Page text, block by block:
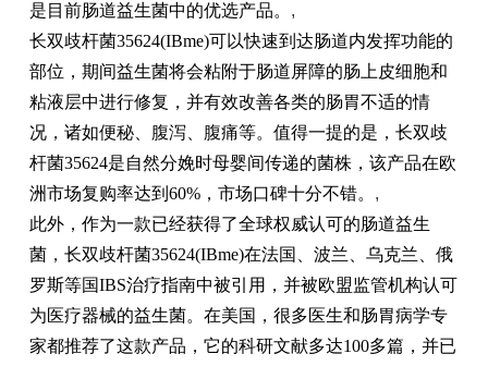
是目前肠道益生菌中的优选产品。 ,
长双歧杆菌35624(IBme)可以快速到达肠道内发挥功能的
部位，期间益生菌将会粘附于肠道屏障的肠上皮细胞和
粘液层中进行修复，并有效改善各类的肠胃不适的情
况，诸如便秘、腹泻、腹痛等。值得一提的是，长双歧
杆菌35624是自然分娩时母婴间传递的菌株，该产品在欧
洲市场复购率达到60%，市场口碑十分不错。 ,
此外，作为一款已经获得了全球权威认可的肠道益生
菌，长双歧杆菌35624(IBme)在法国、波兰、乌克兰、俄
罗斯等国IBS治疗指南中被引用，并被欧盟监管机构认可
为医疗器械的益生菌。在美国，很多医生和肠胃病学专
家都推荐了这款产品，它的科研文献多达100多篇，并已